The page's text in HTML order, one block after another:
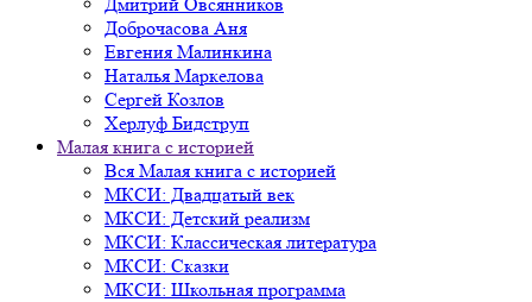
Доброчасова Аня
Евгения Малинкина
Наталья Маркелова
Сергей Козлов
Херлуф Бидструп
Малая книга с историей
Вся Малая книга с историей
МКСИ: Двадцатый век
МКСИ: Детский реализм
МКСИ: Классическая литература
МКСИ: Сказки
МКСИ: Школьная программа